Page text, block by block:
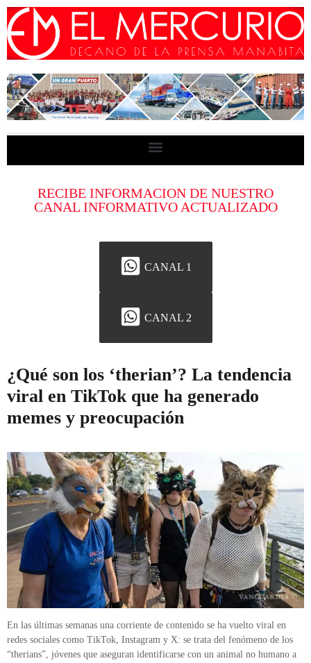
RECIBE INFORMACION DE NUESTRO
CANAL INFORMATIVO ACTUALIZADO
CANAL 1
CANAL 2
¿Qué son los ‘therian’? La tendencia
viral en TikTok que ha generado
memes y preocupación
En las últimas semanas una corriente de contenido se ha vuelto viral en
redes sociales como TikTok, Instagram y X: se trata del fenómeno de los
“therians”, jóvenes que aseguran identificarse con un animal no humano a